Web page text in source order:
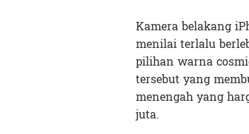
Kamera belakang
menilai terlalu
pilihan warna
tersebut yang
menengah yang
juta.